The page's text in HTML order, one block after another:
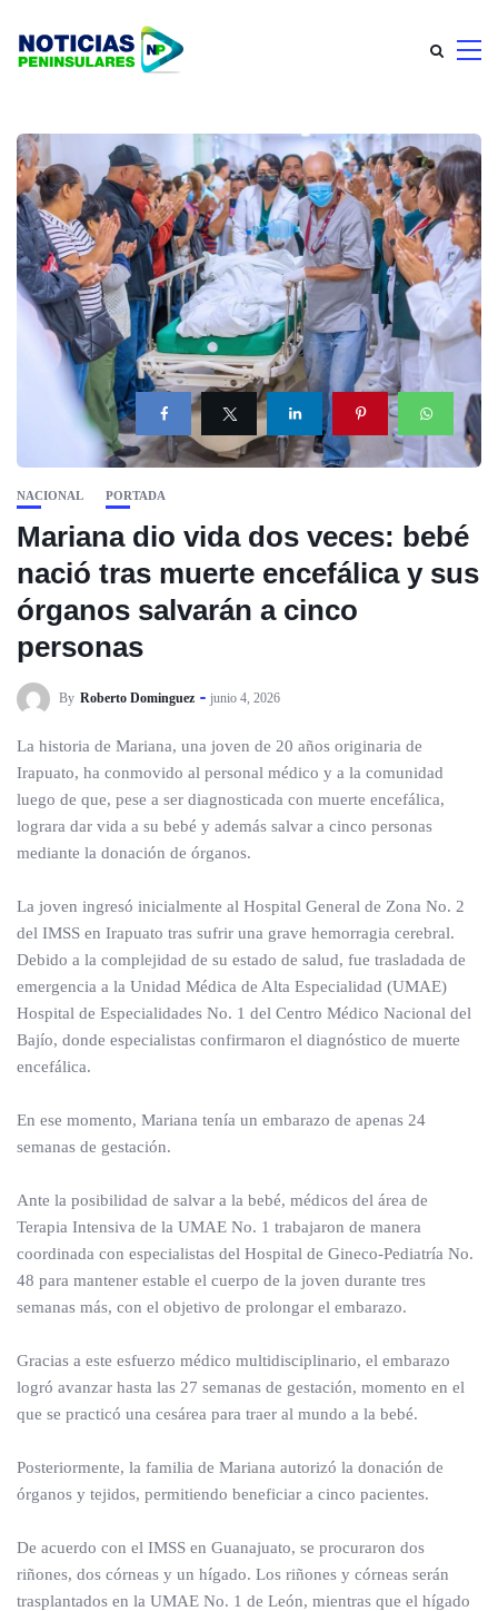
NACIONAL PORTADA
Mariana dio vida dos veces: bebé
nació tras muerte encefálica y sus
órganos salvarán a cinco
personas
By Roberto Dominguez junio 4, 2026
La historia de Mariana, una joven de 20 años originaria de
Irapuato, ha conmovido al personal médico y a la comunidad
luego de que, pese a ser diagnosticada con muerte encefálica,
lograra dar vida a su bebé y además salvar a cinco personas
mediante la donación de órganos.
La joven ingresó inicialmente al Hospital General de Zona No. 2
del IMSS en Irapuato tras sufrir una grave hemorragia cerebral.
Debido a la complejidad de su estado de salud, fue trasladada de
emergencia a la Unidad Médica de Alta Especialidad (UMAE)
Hospital de Especialidades No. 1 del Centro Médico Nacional del
Bajío, donde especialistas confirmaron el diagnóstico de muerte
encefálica.
En ese momento, Mariana tenía un embarazo de apenas 24
semanas de gestación.
Ante la posibilidad de salvar a la bebé, médicos del área de
Terapia Intensiva de la UMAE No. 1 trabajaron de manera
coordinada con especialistas del Hospital de Gineco-Pediatría No.
48 para mantener estable el cuerpo de la joven durante tres
semanas más, con el objetivo de prolongar el embarazo.
Gracias a este esfuerzo médico multidisciplinario, el embarazo
logró avanzar hasta las 27 semanas de gestación, momento en el
que se practicó una cesárea para traer al mundo a la bebé.
Posteriormente, la familia de Mariana autorizó la donación de
órganos y tejidos, permitiendo beneficiar a cinco pacientes.
De acuerdo con el IMSS en Guanajuato, se procuraron dos
riñones, dos córneas y un hígado. Los riñones y córneas serán
trasplantados en la UMAE No. 1 de León, mientras que el hígado